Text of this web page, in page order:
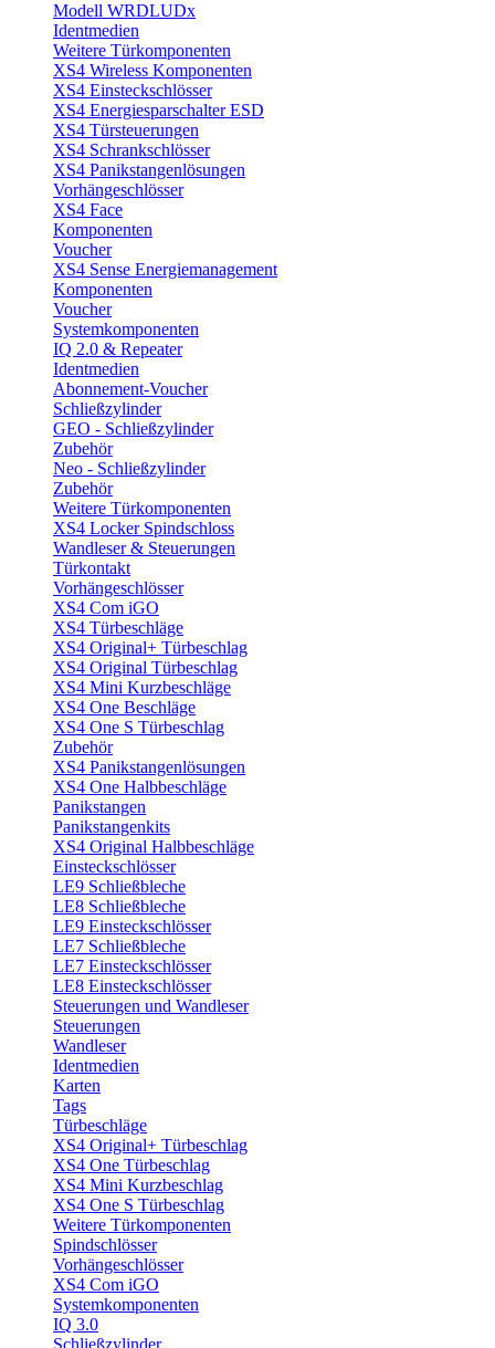
Modell WRDLUDx
Identmedien
Weitere Türkomponenten
XS4 Wireless Komponenten
XS4 Einsteckschlösser
XS4 Energiesparschalter ESD
XS4 Türsteuerungen
XS4 Schrankschlösser
XS4 Panikstangenlösungen
Vorhängeschlösser
XS4 Face
Komponenten
Voucher
XS4 Sense Energiemanagement
Komponenten
Voucher
Systemkomponenten
IQ 2.0 & Repeater
Identmedien
Abonnement-Voucher
Schließzylinder
GEO - Schließzylinder
Zubehör
Neo - Schließzylinder
Zubehör
Weitere Türkomponenten
XS4 Locker Spindschloss
Wandleser & Steuerungen
Türkontakt
Vorhängeschlösser
XS4 Com iGO
XS4 Türbeschläge
XS4 Original+ Türbeschlag
XS4 Original Türbeschlag
XS4 Mini Kurzbeschläge
XS4 One Beschläge
XS4 One S Türbeschlag
Zubehör
XS4 Panikstangenlösungen
XS4 One Halbbeschläge
Panikstangen
Panikstangenkits
XS4 Original Halbbeschläge
Einsteckschlösser
LE9 Schließbleche
LE8 Schließbleche
LE9 Einsteckschlösser
LE7 Schließbleche
LE7 Einsteckschlösser
LE8 Einsteckschlösser
Steuerungen und Wandleser
Steuerungen
Wandleser
Identmedien
Karten
Tags
Türbeschläge
XS4 Original+ Türbeschlag
XS4 One Türbeschlag
XS4 Mini Kurzbeschlag
XS4 One S Türbeschlag
Weitere Türkomponenten
Spindschlösser
Vorhängeschlösser
XS4 Com iGO
Systemkomponenten
IQ 3.0
Schließzylinder